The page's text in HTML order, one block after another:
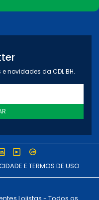
novidades da CDL BH.
E TERMOS DE USO
Lojistas - Todos os